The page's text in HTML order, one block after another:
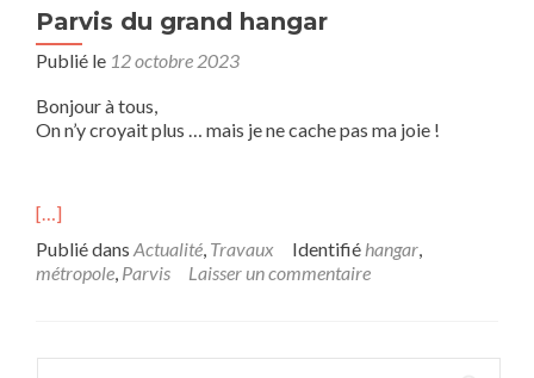
Parvis du grand hangar
Publié le 12 octobre 2023
Bonjour à tous,
On n’y croyait plus … mais je ne cache pas ma joie !
[…]
Publié dans Actualité, Travaux Identifié hangar,
métropole, Parvis Laisser un commentaire